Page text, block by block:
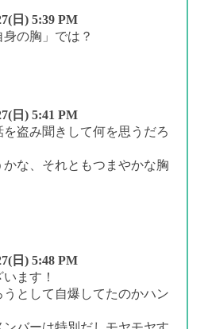
日) 5:39 PM
の胸」では？
日) 5:41 PM
盗み聞きして何を思うだろ
な、それともつまやかな胸
日) 5:48 PM
ます！
として自爆してたのかハン